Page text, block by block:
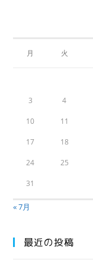
月 火
3 4
10 11
17 18
24 25
31
« 7月
最近の投稿